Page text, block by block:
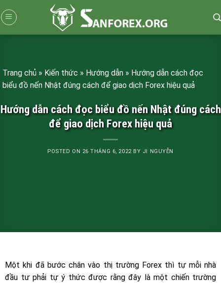
to
Trang chủ » Kiến thức » Hướng dẫn » Hướng dẫn cách đọc
biểu đồ nến Nhật đúng cách để giao dịch Forex hiệu quả
Hướng dẫn cách đọc biểu đồ nến Nhật đúng cách
để giao dịch Forex hiệu quả
POSTED ON 26 THÁNG 6, 2022BY JI NGUYỄN
Một khi đã bước chân vào thị trường Forex thì tự mỗi nhà
đầu tư phải tự ý thức được rằng đây là một chiến trường